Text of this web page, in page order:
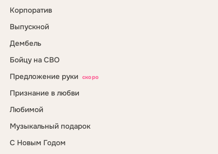
Корпоратив
Выпускной
Дембель
Бойцу на СВО
Предложение руки
скоро
Признание в любви
Любимой
Музыкальный подарок
С Новым Годом